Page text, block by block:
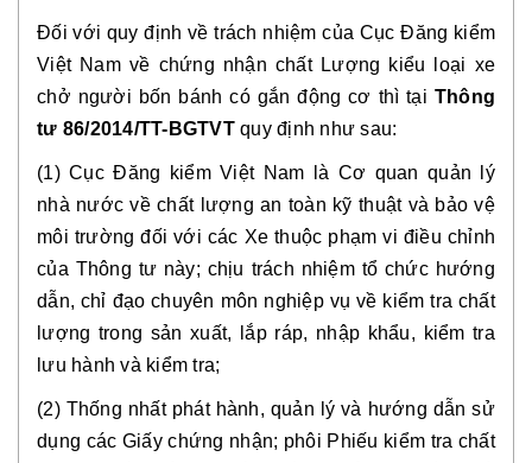
Đối với quy định về trách nhiệm của Cục Đăng kiểm
Việt Nam về chứng nhận chất Lượng kiểu loại xe
chở người bốn bánh có gắn động cơ thì tại Thông
tư 86/2014/TT-BGTVT quy định như sau:
(1) Cục Đăng kiểm Việt Nam là Cơ quan quản lý
nhà nước về chất lượng an toàn kỹ thuật và bảo vệ
môi trường đối với các Xe thuộc phạm vi điều chỉnh
của Thông tư này; chịu trách nhiệm tổ chức hướng
dẫn, chỉ đạo chuyên môn nghiệp vụ về kiểm tra chất
lượng trong sản xuất, lắp ráp, nhập khẩu, kiểm tra
lưu hành và kiểm tra;
(2) Thống nhất phát hành, quản lý và hướng dẫn sử
dụng các Giấy chứng nhận; phôi Phiếu kiểm tra chất